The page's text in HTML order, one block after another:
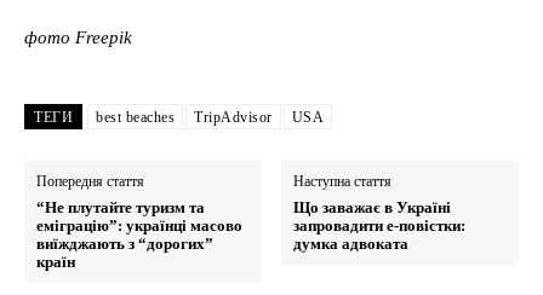
фото Freepik
ТЕГИ best beaches TripAdvisor USA
Попередня стаття
“Не плутайте туризм та
еміграцію”: українці масово
виїжджають з “дорогих”
країн
Наступна стаття
Що заважає в Україні
запровадити е-повістки:
думка адвоката